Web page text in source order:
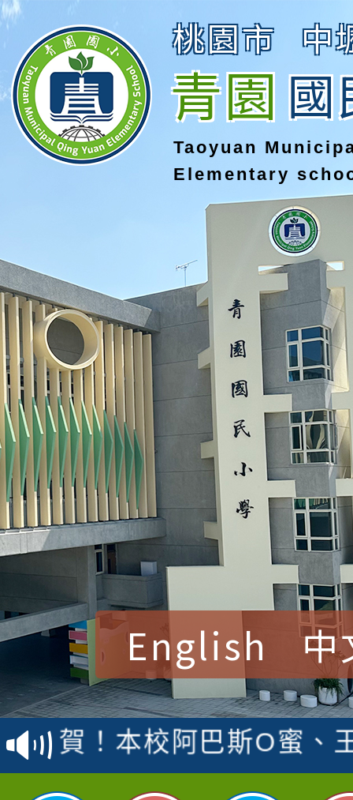
桃園市 中
青園國
Taoyuan
Elementary
English 中
賀！本校參加桃園市中
賽 洪綺君教師榮獲社
名
賀！本校阿巴斯O蜜、
倩參加桃園市科展 國
賀！本校四年二班張O